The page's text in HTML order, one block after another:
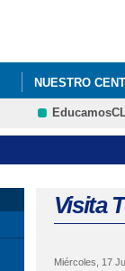
NUESTRO
Visita
Miércoles, 17